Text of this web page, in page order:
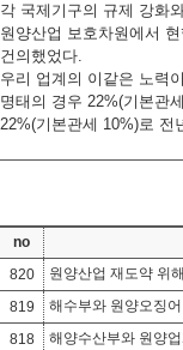
각 국제기구의 규제 강화
원양산업 보호차원에서
건의했었다.
우리 업계의 이같은 노력
명태의 경우 22%(기본관
22%(기본관세 10%)로 전
no
820
원양산업 재도약 위
819
해수부와 원양오징
818
해양수산부와 원양